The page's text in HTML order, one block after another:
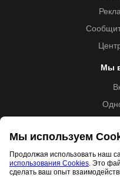
Мы
Образовательная
Мы используем
Продолжая использовать наш
использования Cookies. Это
сделать ваш опыт